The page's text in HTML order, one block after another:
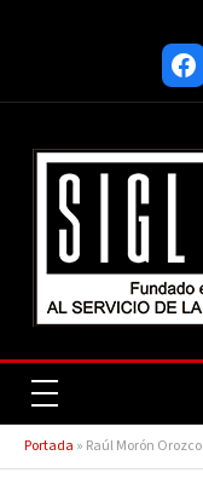
Portada » Raúl Morón Orozco